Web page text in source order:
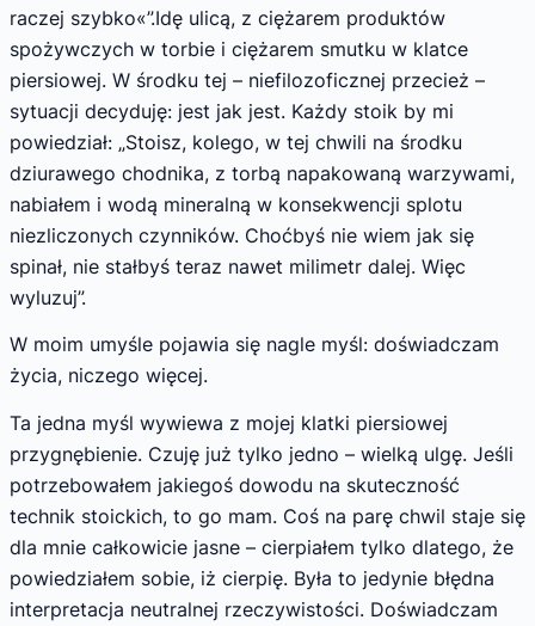
raczej szybko«”.Idę ulicą, z ciężarem produktów
spożywczych w torbie i ciężarem smutku w klatce
piersiowej. W środku tej – niefilozoficznej przecież –
sytuacji decyduję: jest jak jest. Każdy stoik by mi
powiedział: „Stoisz, kolego, w tej chwili na środku
dziurawego chodnika, z torbą napakowaną warzywami,
nabiałem i wodą mineralną w konsekwencji splotu
niezliczonych czynników. Choćbyś nie wiem jak się
spinał, nie stałbyś teraz nawet milimetr dalej. Więc
wyluzuj”.
W moim umyśle pojawia się nagle myśl: doświadczam
życia, niczego więcej.
Ta jedna myśl wywiewa z mojej klatki piersiowej
przygnębienie. Czuję już tylko jedno – wielką ulgę. Jeśli
potrzebowałem jakiegoś dowodu na skuteczność
technik stoickich, to go mam. Coś na parę chwil staje się
dla mnie całkowicie jasne – cierpiałem tylko dlatego, że
powiedziałem sobie, iż cierpię. Była to jedynie błędna
interpretacja neutralnej rzeczywistości. Doświadczam